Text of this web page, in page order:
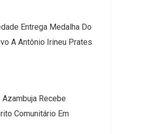
Entrega Medalha Do
A Antônio Irineu Prates
Azambuja Recebe
Comunitário Em